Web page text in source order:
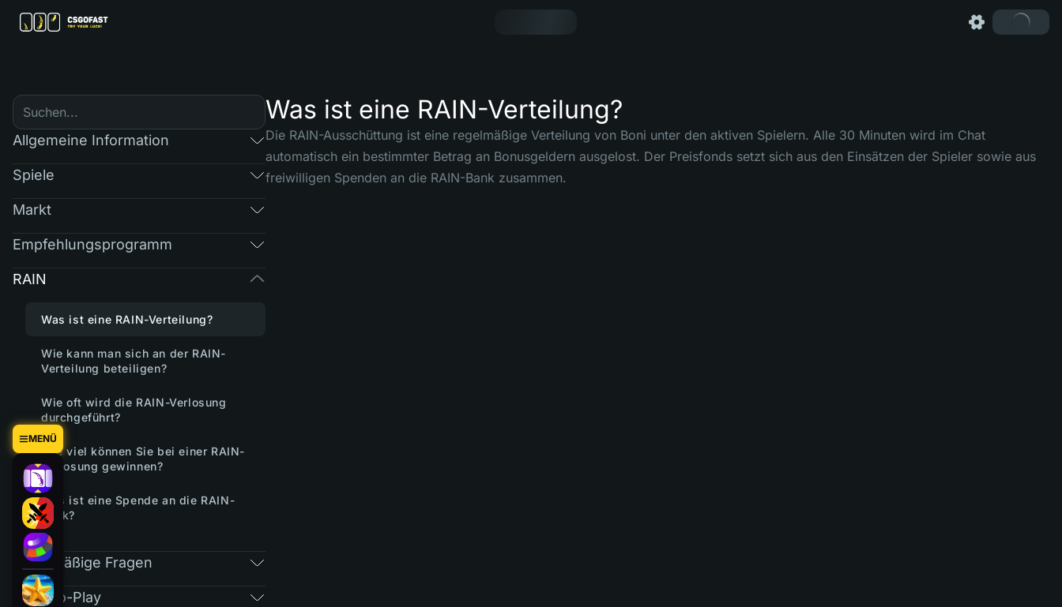
MENÜ
Allgemeine Information
Spiele
Markt
Empfehlungsprogramm
RAIN
Was ist eine RAIN-Verteilung?
Wie kann man sich an der RAIN-
Verteilung beteiligen?
Wie oft wird die RAIN-Verlosung
durchgeführt?
Wie viel können Sie bei einer RAIN-
Verlosung gewinnen?
Was ist eine Spende an die RAIN-
Bank?
Regelmäßige Fragen
Free-To-Play
Was ist eine RAIN-Verteilung?
Die RAIN-Ausschüttung ist eine regelmäßige Verteilung von Boni unter den aktiven Spielern. Alle 30 Minuten wird im Chat
automatisch ein bestimmter Betrag an Bonusgeldern ausgelost. Der Preisfonds setzt sich aus den Einsätzen der Spieler sowie aus
freiwilligen Spenden an die RAIN-Bank zusammen.